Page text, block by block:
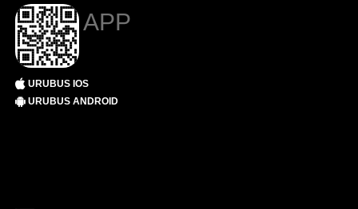
APP
URUBUS IOS
URUBUS ANDROID